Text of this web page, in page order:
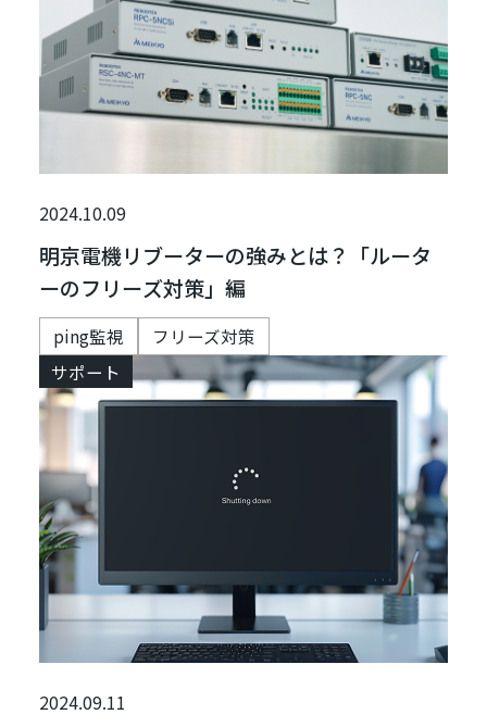
2024.10.09
明京電機リブーターの強みとは？「ルータ
ーのフリーズ対策」編
ping監視
フリーズ対策
サポート
2024.09.11